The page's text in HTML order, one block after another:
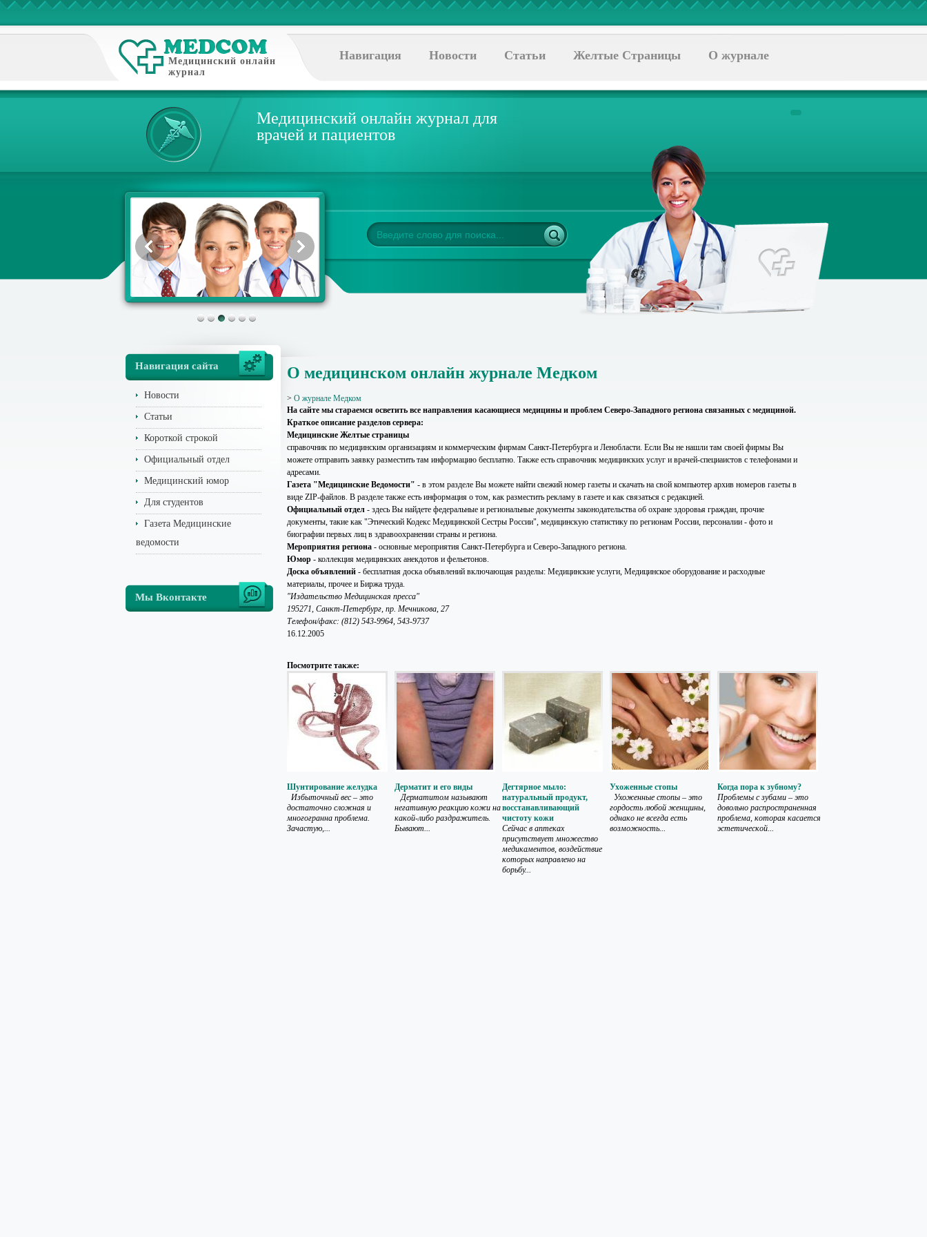
Медицинский онлайн
журнал
Навигация Новости Статьи Желтые Страницы О журнале
Медицинский онлайн журнал для
врачей и пациентов
Навигация сайта
Новости
Статьи
Короткой строкой
Официальный отдел
Медицинский юмор
Для студентов
Газета Медицинские
ведомости
Мы Вконтакте
О медицинском онлайн журнале Медком
> О журнале Медком
На сайте мы стараемся осветить все направления касающиеся медицины и проблем Северо-Западного региона связанных с медициной.
Краткое описание разделов сервера:
Медицинские Желтые страницы
справочник по медицинским организациям и коммерческим фирмам Санкт-Петербурга и Ленобласти. Если Вы не нашли там своей фирмы Вы
можете отправить заявку разместить там информацию бесплатно. Также есть справочник медицинских услуг и врачей-специаистов с телефонами и
адресами.
Газета "Медицинские Ведомости" - в этом разделе Вы можете найти свежий номер газеты и скачать на свой компьютер архив номеров газеты в
виде ZIP-файлов. В разделе также есть информация о том, как разместить рекламу в газете и как связаться с редакцией.
Официальный отдел - здесь Вы найдете федеральные и региональные документы законодательства об охране здоровья граждан, прочие
документы, такие как "Этический Кодекс Медицинской Сестры России", медицинскую статистику по регионам России, персоналии - фото и
биографии первых лиц в здравоохранении страны и региона.
Мероприятия региона - основные мероприятия Санкт-Петербурга и Северо-Западного региона.
Юмор - коллекция медицинских анекдотов и фельетонов.
Доска объявлений - бесплатная доска объявлений включающая разделы: Медицинские услуги, Медицинское оборудование и расходные
материалы, прочее и Биржа труда.
"Издательство Медицинская пресса"
195271, Санкт-Петербург, пр. Мечникова, 27
Телефон/факс: (812) 543-9964, 543-9737
16.12.2005
Посмотрите также:
Шунтирование желудка
Избыточный вес – это
достаточно сложная и
многогранна проблема.
Зачастую,...
Дерматит и его виды
Дерматитом называют
негативную реакцию кожи на
какой-либо раздражитель.
Бывают...
Дегтярное мыло:
натуральный продукт,
восстанавливающий
чистоту кожи
Сейчас в аптеках
присутствует множество
медикаментов, воздействие
которых направлено на
борьбу...
Ухоженные стопы
Ухоженные стопы – это
гордость любой женщины,
однако не всегда есть
возможность...
Когда пора к зубному?
Проблемы с зубами – это
довольно распространенная
проблема, которая касается
эстетической...